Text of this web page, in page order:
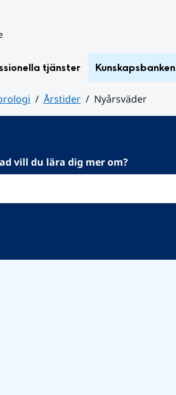
tjänster Kunskapsbanken
Årstider
Nyårsväder
vill du lära dig mer om?